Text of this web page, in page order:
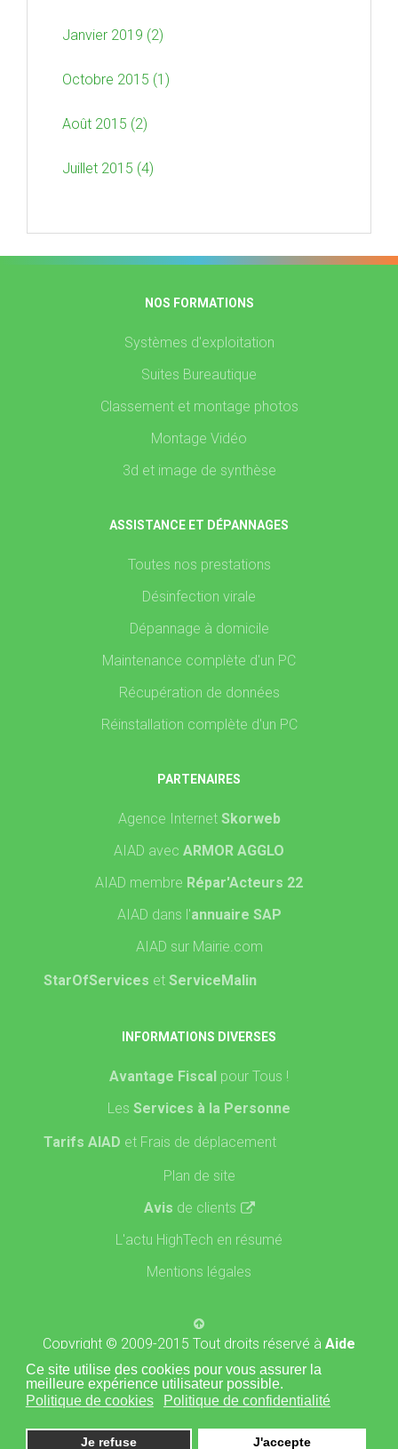
Ce site utilise des cookies pour vous assurer la
meilleure expérience utilisateur possible.
Politique de cookies
Politique de confidentialité
Je refuse J'accepte
Janvier 2019 (2)
Octobre 2015 (1)
Août 2015 (2)
Juillet 2015 (4)
NOS FORMATIONS
Systèmes d'exploitation
Suites Bureautique
Classement et montage photos
Montage Vidéo
3d et image de synthèse
ASSISTANCE ET DÉPANNAGES
Toutes nos prestations
Désinfection virale
Dépannage à domicile
Maintenance complète d'un PC
Récupération de données
Réinstallation complète d'un PC
PARTENAIRES
Agence Internet Skorweb
AIAD avec ARMOR AGGLO
AIAD membre Répar'Acteurs 22
AIAD dans l'annuaire SAP
AIAD sur Mairie.com
StarOfServices et ServiceMalin
INFORMATIONS DIVERSES
Avantage Fiscal pour Tous !
Les Services à la Personne
Tarifs AIAD et Frais de déplacement
Plan de site
Avis de clients
L'actu HighTech en résumé
Mentions légales
Copyright © 2009-2015 Tout droits réservé à Aide
Informatique A Domicile - Site propulsé par l'agence